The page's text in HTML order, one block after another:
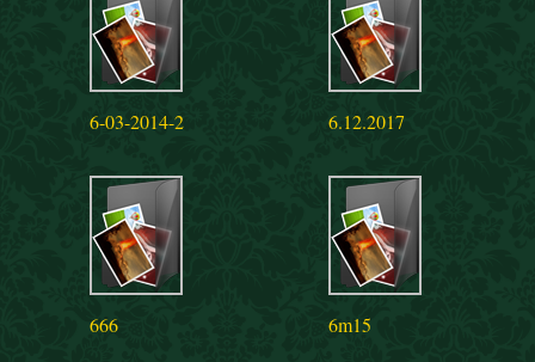
6-03-2014-2 6.12.2017
666 6m15